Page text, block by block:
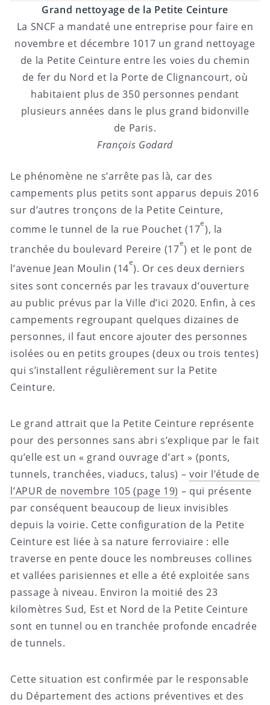
Grand nettoyage de la Petite Ceinture
La SNCF a mandaté une entreprise pour faire en
novembre et décembre 1017 un grand nettoyage
de la Petite Ceinture entre les voies du chemin
de fer du Nord et la Porte de Clignancourt, où
habitaient plus de 350 personnes pendant
plusieurs années dans le plus grand bidonville
de Paris.
François Godard
Le phénomène ne s’arrête pas là, car des
campements plus petits sont apparus depuis 2016
sur d’autres tronçons de la Petite Ceinture,
comme le tunnel de la rue Pouchet (17
e
), la
tranchée du boulevard Pereire (17
e
) et le pont de
l’avenue Jean Moulin (14
e
). Or ces deux derniers
sites sont concernés par les travaux d’ouverture
au public prévus par la Ville d’ici 2020. Enfin, à ces
campements regroupant quelques dizaines de
personnes, il faut encore ajouter des personnes
isolées ou en petits groupes (deux ou trois tentes)
qui s’installent régulièrement sur la Petite
Ceinture.
Le grand attrait que la Petite Ceinture représente
pour des personnes sans abri s’explique par le fait
qu’elle est un « grand ouvrage d’art » (ponts,
tunnels, tranchées, viaducs, talus) – voir l’étude de
l’APUR de novembre 105 (page 19) – qui présente
par conséquent beaucoup de lieux invisibles
depuis la voirie. Cette configuration de la Petite
Ceinture est liée à sa nature ferroviaire : elle
traverse en pente douce les nombreuses collines
et vallées parisiennes et elle a été exploitée sans
passage à niveau. Environ la moitié des 23
kilomètres Sud, Est et Nord de la Petite Ceinture
sont en tunnel ou en tranchée profonde encadrée
de tunnels.
Cette situation est confirmée par le responsable
du Département des actions préventives et des